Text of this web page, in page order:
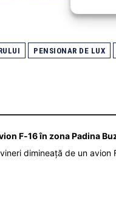
PENSIONAR DE LUX
F‑16 în zona Padina
dimineață de un avion